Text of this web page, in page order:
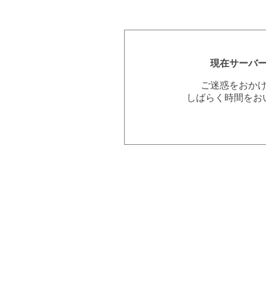
現在サーバ
ご迷惑をおか
しばらく時間を